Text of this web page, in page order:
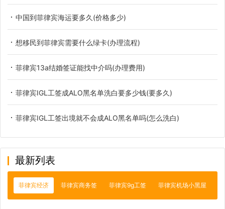
中国到菲律宾海运要多久(价格多少)
想移民到菲律宾需要什么绿卡(办理流程)
菲律宾13a结婚签证能找中介吗(办理费用)
菲律宾IGL工签成ALO黑名单洗白要多少钱(要多久)
菲律宾IGL工签出境就不会成ALO黑名单吗(怎么洗白)
最新列表
菲律宾经济 菲律宾商务签 菲律宾9g工签 菲律宾机场小黑屋